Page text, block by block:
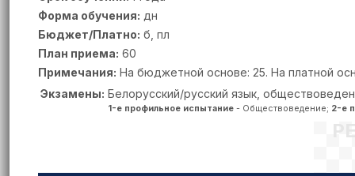
Форма обучения: дн
Бюджет/Платно: б, пл
План приема: 60
Примечания: На бюджетной основе: 25. На платной
Экзамены: Белорусский/русский язык,
1-е профильное испытание - Обществоведение; 2-е